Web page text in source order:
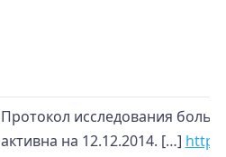
Протокол исследования
активна на 12.12.2014. […]